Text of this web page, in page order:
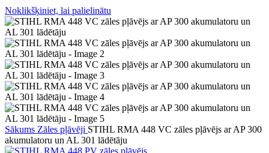
Noklikšķiniet, lai palielinātu
Sākums Zāles pļāvēji STIHL RMA 448 VC zāles pļāvējs ar AP 300
akumulatoru un AL 301 lādētāju